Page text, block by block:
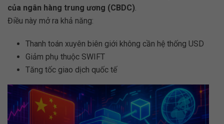
của ngân hàng trung ương (CBDC)
Điều này mở ra khả năng:
Thanh toán xuyên biên giới không cần hệ thống USD
Giảm phụ thuộc SWIFT
Tăng tốc giao dịch quốc tế